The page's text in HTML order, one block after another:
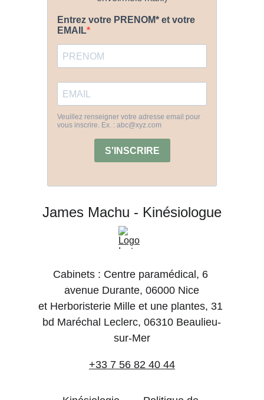
Cabinets : Centre paramédical, 6
avenue Durante, 06000 Nice
et Herboristerie Mille et une plantes, 31
bd Maréchal Leclerc, 06310 Beaulieu-
sur-Mer
James Machu - Kinésiologue
+33 7 56 82 40 44